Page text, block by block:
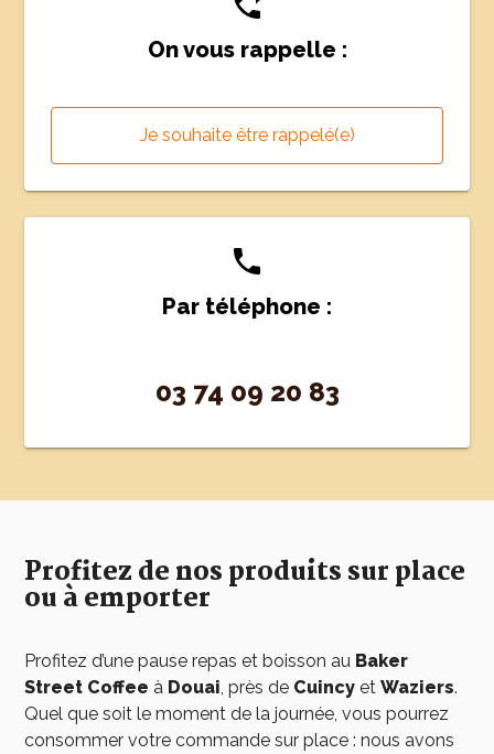
On vous rappelle :
Je souhaite être rappelé(e)
phone
Par téléphone :
03 74 09 20 83
Profitez de nos produits sur place
ou à emporter
Profitez d’une pause repas et boisson au Baker
Street Coffee à Douai, près de Cuincy etWaziers.
Quel que soit le moment de la journée, vous pourrez
consommer votre commande sur place : nous avons